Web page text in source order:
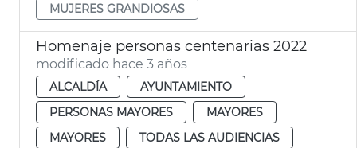
MUJERES GRANDIOSAS
Homenaje personas centenarias 2022
modificado hace 3 años
ALCALDÍA
AYUNTAMIENTO
PERSONAS MAYORES
MAYORES
MAYORES
TODAS LAS AUDIENCIAS